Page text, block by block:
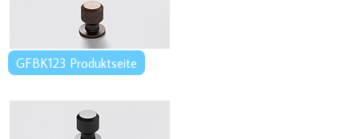
GFBK123 Produktseite